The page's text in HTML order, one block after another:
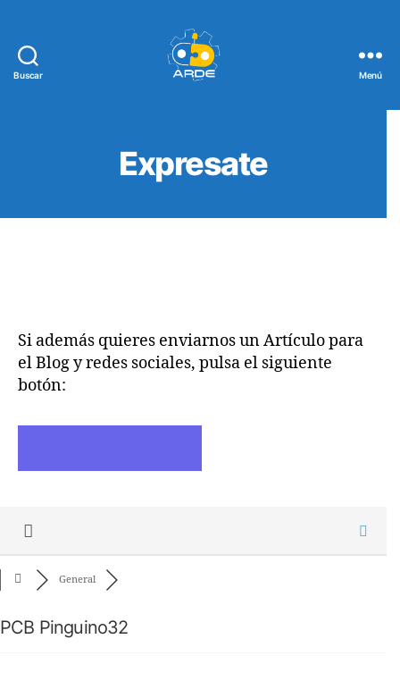
Buscar Menú
Expresate
Si además quieres enviarnos un Artículo para
el Blog y redes sociales, pulsa el siguiente
botón:
General
PCB Pinguino32